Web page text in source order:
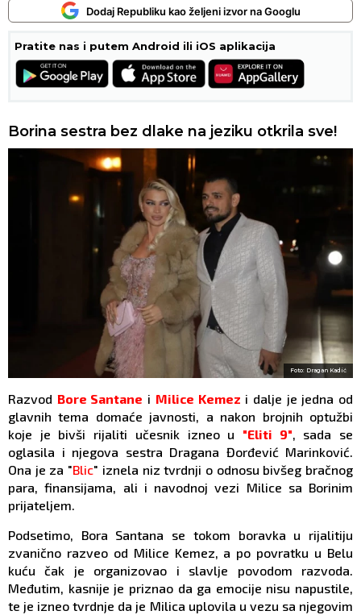
Dodaj Republiku kao željeni izvor na Googlu
Pratite nas i putem Android ili iOS aplikacija
Borina sestra bez dlake na jeziku otkrila sve!
Foto: Dragan Kadić
Razvod Bore Santane i Milice Kemez i dalje je jedna od
glavnih tema domaće javnosti, a nakon brojnih optužbi
koje je bivši rijaliti učesnik izneo u "Eliti 9", sada se
oglasila i njegova sestra Dragana Đorđević Marinković.
Ona je za "Blic" iznela niz tvrdnji o odnosu bivšeg bračnog
para, finansijama, ali i navodnoj vezi Milice sa Borinim
prijateljem.
Podsetimo, Bora Santana se tokom boravka u rijalitiju
zvanično razveo od Milice Kemez, a po povratku u Belu
kuću čak je organizovao i slavlje povodom razvoda.
Međutim, kasnije je priznao da ga emocije nisu napustile,
te je izneo tvrdnje da je Milica uplovila u vezu sa njegovim